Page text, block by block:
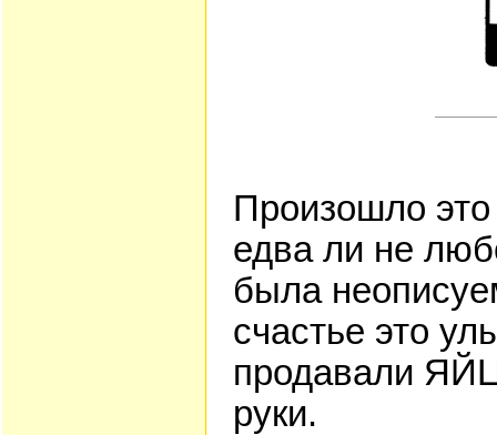
Произошло
едва ли не
была
счастье это
продавали
руки.